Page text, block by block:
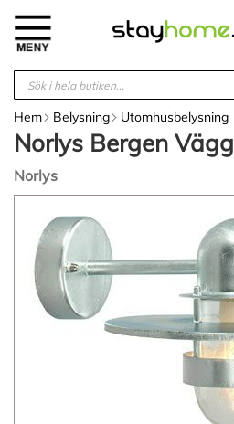
innehållet
Hem Belysning Utomhusbelysning
Norlys Bergen
Norlys
slutet
bildgalleriet